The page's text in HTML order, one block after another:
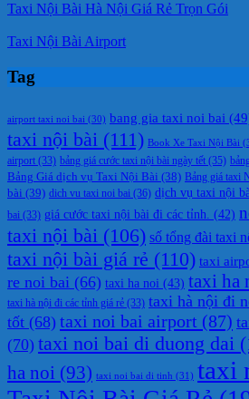
Taxi Nội Bài Hà Nội Giá Rẻ Trọn Gói
Taxi Nội Bài Airport
Tag
airport taxi noi bai (30) bang gia taxi noi bai
taxi nội bài (111) Book Xe Taxi Nội Bài
airport (33) bảng giá cước taxi nội bài ngày tết (35)
Bảng Giá dịch vụ Taxi Nội Bài (38) Bảng giá taxi
bài (39) dich vu taxi noi bai (36) dịch vụ taxi nội
bai (33) giá cước taxi nội bài đi các tỉnh. (42)
taxi nội bài (106) số tổng đài taxi
taxi nội bài giá rẻ (110) taxi
re noi bai (66) taxi ha noi (43) taxi ha
taxi hà nội đi các tỉnh giá rẻ (33) taxi hà nội đi
tốt (68) taxi noi bai airport (87)
(70) taxi noi bai di duong dai
ha noi (93) taxi noi bai di tinh (31) taxi